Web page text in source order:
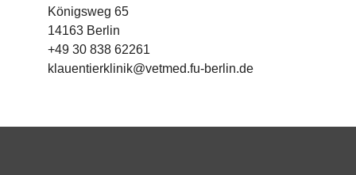
Königsweg 65
14163 Berlin
+49 30 838 62261
klauentierklinik@vetmed.fu-berlin.de